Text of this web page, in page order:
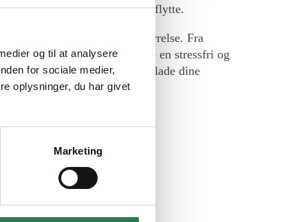
og til at analysere
for sociale medier,
oplysninger, du har givet
Marketing
valg, uanset hvor du skal flytte.
dine behov og opgavens størrelse. Fra
står vi klar til at sikre en stressfri og
løsninger kan du trygt overlade dine